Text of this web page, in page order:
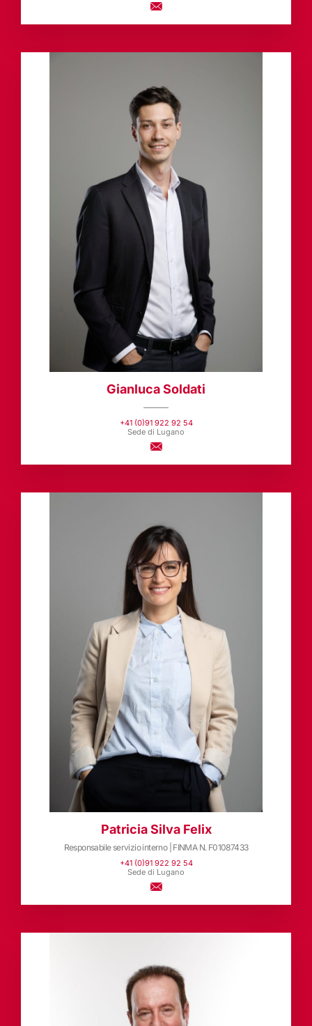
Gianluca Soldati
––––––
+41 (0)91 922 92 54
Sede di Lugano
Patricia Silva Felix
Responsabile servizio interno | FINMA N. F01087433
+41 (0)91 922 92 54
Sede di Lugano